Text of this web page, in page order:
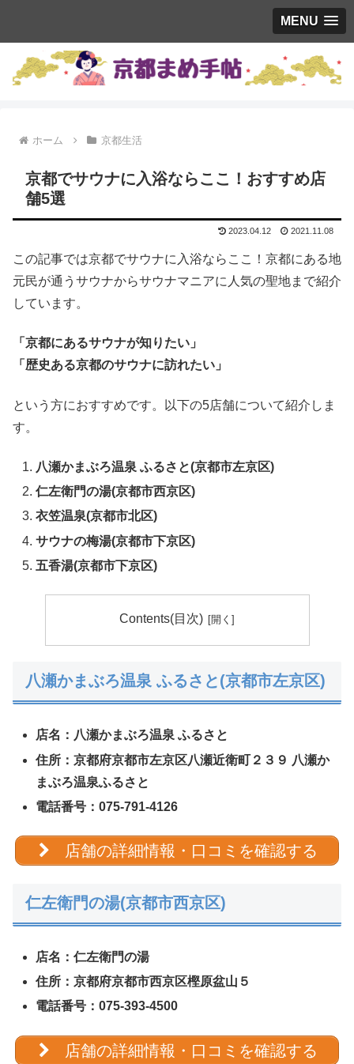
MENU
ホーム 京都生活
京都でサウナに入浴ならここ！おすすめ店
舗5選
2023.04.12 2021.11.08
この記事では京都でサウナに入浴ならここ！京都にある地
元民が通うサウナからサウナマニアに人気の聖地まで紹介
しています。
「京都にあるサウナが知りたい」
「歴史ある京都のサウナに訪れたい」
という方におすすめです。以下の5店舗について紹介しま
す。
八瀬かまぶろ温泉 ふるさと(京都市左京区)
仁左衛門の湯(京都市西京区)
衣笠温泉(京都市北区)
サウナの梅湯(京都市下京区)
五香湯(京都市下京区)
Contents(目次)
八瀬かまぶろ温泉 ふるさと(京都市左京区)
店名：八瀬かまぶろ温泉 ふるさと
住所：京都府京都市左京区八瀬近衛町２３９ 八瀬か
まぶろ温泉ふるさと
電話番号：075-791-4126
店舗の詳細情報・口コミを確認する
仁左衛門の湯(京都市西京区)
店名：仁左衛門の湯
住所：京都府京都市西京区樫原盆山５
電話番号：075-393-4500
店舗の詳細情報・口コミを確認する